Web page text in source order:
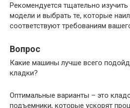
Рекомендуется тщательно
модели и выбрать те, которые
соответствуют требованиям
Вопрос
Какие машины лучше всего
кладки?
Оптимальные варианты – это
подъемники, которые ускорят